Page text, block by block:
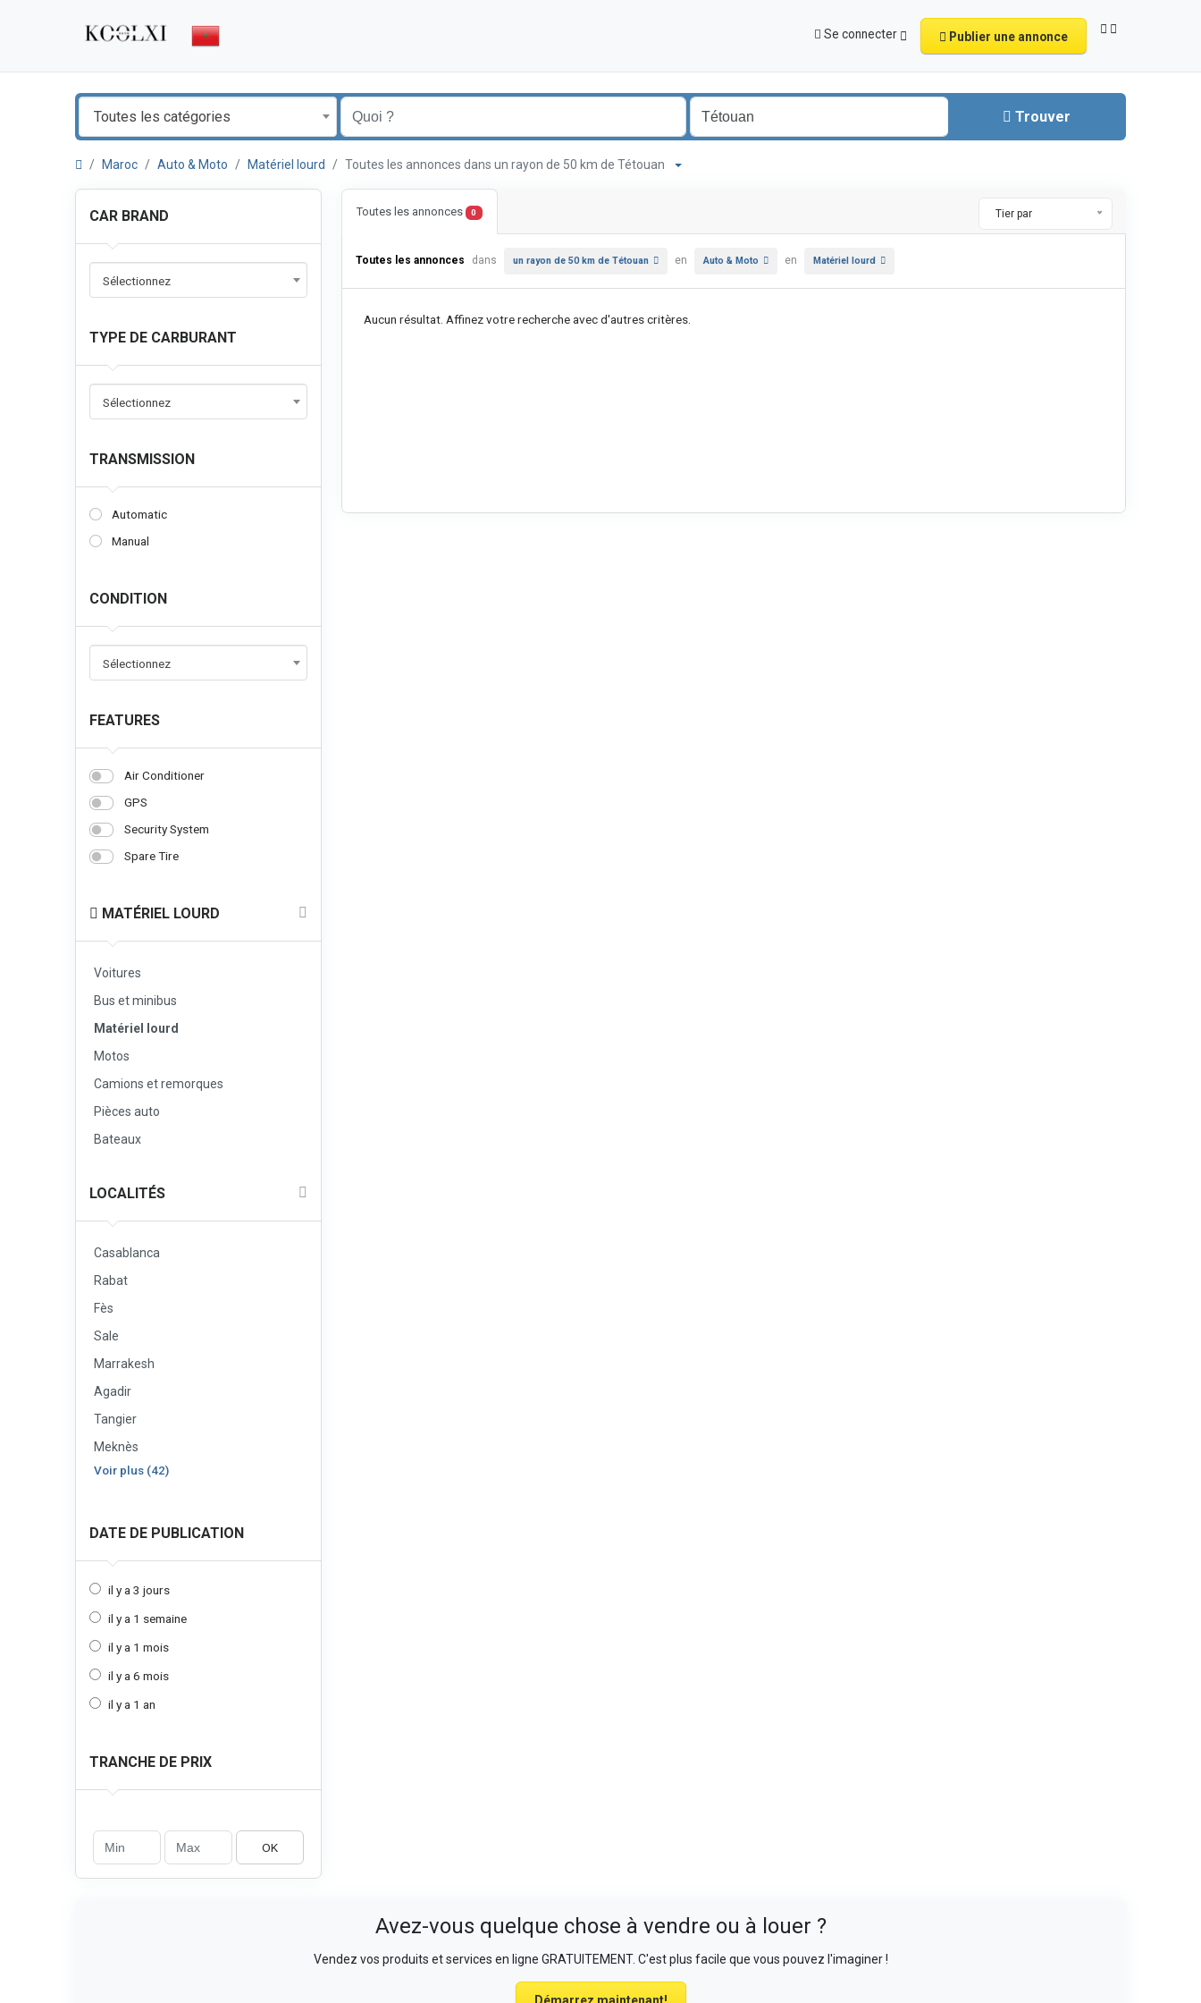
Se connecter Publier une annonce
Toutes les catégories Trouver
Maroc Auto & Moto Matériel lourd Toutes les annonces dans un rayon de 50 km de Tétouan
CAR BRAND
Sélectionnez
TYPE DE CARBURANT
Sélectionnez
TRANSMISSION
Automatic
Manual
CONDITION
Sélectionnez
FEATURES
Air Conditioner
GPS
Security System
Spare Tire
MATÉRIEL LOURD
Voitures
Bus et minibus
Matériel lourd
Motos
Camions et remorques
Pièces auto
Bateaux
LOCALITÉS
Casablanca
Rabat
Fès
Sale
Marrakesh
Agadir
Tangier
Meknès
Voir plus (42)
DATE DE PUBLICATION
il y a 3 jours
il y a 1 semaine
il y a 1 mois
il y a 6 mois
il y a 1 an
TRANCHE DE PRIX
OK
Toutes les annonces 0 Tier par
Toutes les annonces dans un rayon de 50 km de Tétouan en Auto & Moto en Matériel lourd
Aucun résultat. Affinez votre recherche avec d'autres critères.
Avez-vous quelque chose à vendre ou à louer ?
Vendez vos produits et services en ligne GRATUITEMENT. C'est plus facile que vous pouvez l'imaginer !